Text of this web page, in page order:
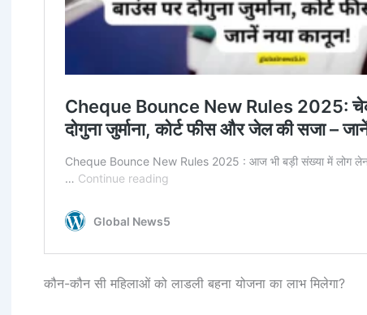
कौन-कौन सी महिलाओं को लाडली बहना योजना का लाभ मिलेगा?